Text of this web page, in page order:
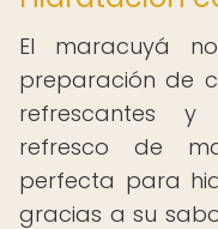
El maracuyá
preparación de
refrescantes y
refresco de
perfecta para
gracias a su